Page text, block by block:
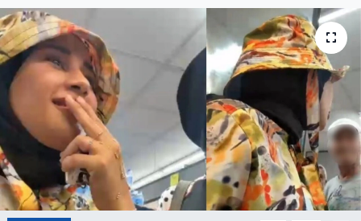
Dünya
Eğitim
Sağlık
Magazin
Turizm
Çevre